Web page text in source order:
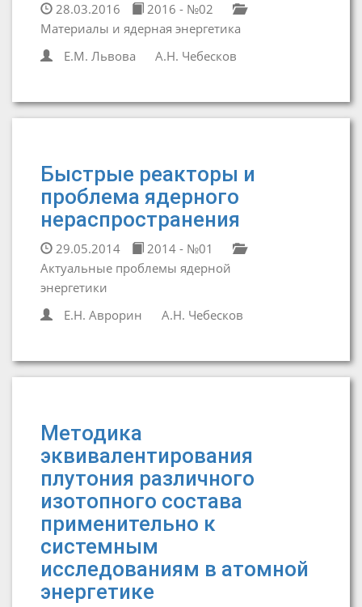
28.03.2016
2016 - №02
Материалы и ядерная энергетика
Е.М. Львова
А.Н. Чебесков
Быстрые реакторы и
проблема ядерного
нераспространения
29.05.2014
2014 - №01
Актуальные проблемы ядерной
энергетики
Е.Н. Аврорин
А.Н. Чебесков
Методика
эквивалентирования
плутония различного
изотопного состава
применительно к
системным
исследованиям в атомной
энергетике